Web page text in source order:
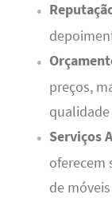
preços,
Serviços
oferecem
de